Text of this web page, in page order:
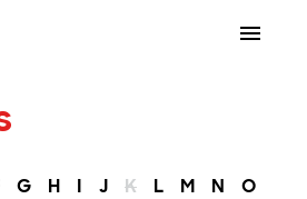
G H I J K L M N O